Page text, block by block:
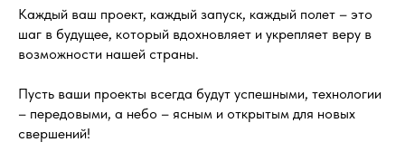
Каждый ваш проект, каждый запуск, каждый полет – это
шаг в будущее, который вдохновляет и укрепляет веру в
возможности нашей страны.
Пусть ваши проекты всегда будут успешными, технологии
– передовыми, а небо – ясным и открытым для новых
свершений!